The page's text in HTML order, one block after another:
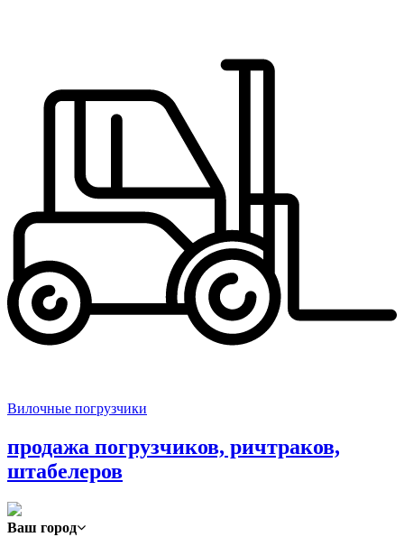
Вилочные погрузчики
продажа погрузчиков, ричтраков,
штабелеров
Ваш город